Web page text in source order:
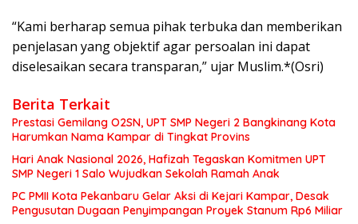
“Kami berharap semua pihak terbuka dan memberikan
penjelasan yang objektif agar persoalan ini dapat
diselesaikan secara transparan,” ujar Muslim.*(Osri)
Berita Terkait
Prestasi Gemilang O2SN, UPT SMP Negeri 2 Bangkinang Kota
Harumkan Nama Kampar di Tingkat Provins
Hari Anak Nasional 2026, Hafizah Tegaskan Komitmen UPT
SMP Negeri 1 Salo Wujudkan Sekolah Ramah Anak
PC PMII Kota Pekanbaru Gelar Aksi di Kejari Kampar, Desak
Pengusutan Dugaan Penyimpangan Proyek Stanum Rp6 Miliar